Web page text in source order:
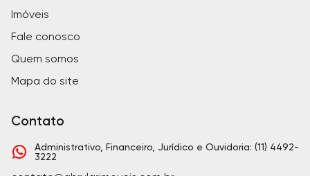
Imóveis
Fale conosco
Quem somos
Mapa do site
Contato
Administrativo, Financeiro, Jurídico e Ouvidoria: (11) 4492-
3222